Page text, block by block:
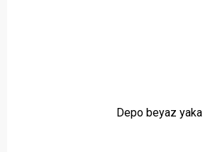
Depo beyaz yaka